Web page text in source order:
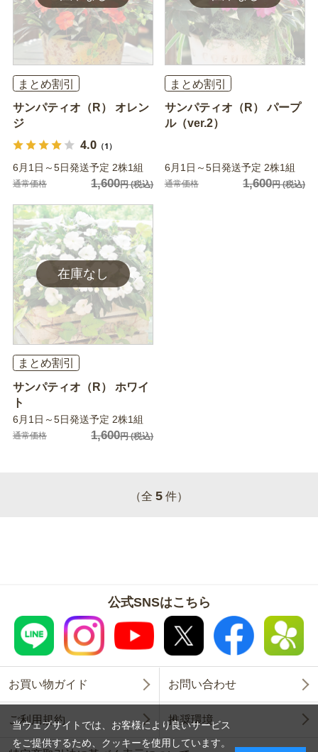
まとめ割引
サンパティオ（R） オレン
ジ
4.0（1）
6月1日～5日発送予定 2株1組
通常価格 1,600円(税込)
まとめ割引
サンパティオ（R） パープ
ル（ver.2）
6月1日～5日発送予定 2株1組
通常価格 1,600円(税込)
まとめ割引
サンパティオ（R） ホワイ
ト
6月1日～5日発送予定 2株1組
通常価格 1,600円(税込)
（全 5 件）
公式SNSはこちら
お買い物ガイド お問い合わせ
ご利用規約 推奨環境
当ウェブサイトでは、お客様により良いサービス
をご提供するため、クッキーを使用しています。